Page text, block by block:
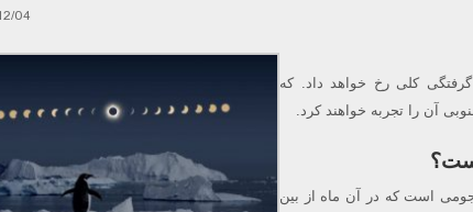
04
۱۴۰۰ خورشید گرفتگی کلی رخ خواهد داد. که
آن را تجربه خواهند کرد.
است که در آن ماه از بین